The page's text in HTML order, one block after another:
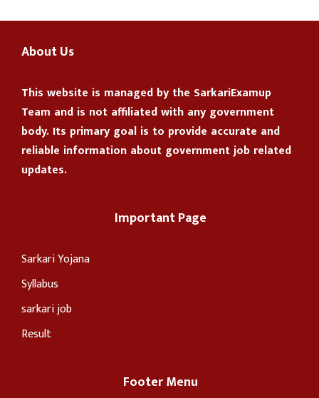
About Us
This website is managed by the SarkariExamup
Team and is not affiliated with any government
body. Its primary goal is to provide accurate and
reliable information about government job related
updates.
Important Page
Sarkari Yojana
Syllabus
sarkari job
Result
Footer Menu